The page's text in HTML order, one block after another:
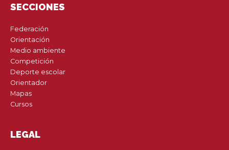
SECCIONES
Federación
Orientación
Medio ambiente
Competición
Deporte escolar
Orientador
Mapas
Cursos
LEGAL